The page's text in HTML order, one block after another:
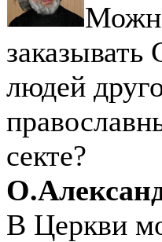
заказывать
людей
секте?
В Церкви